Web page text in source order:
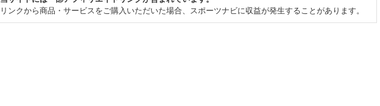
リンクから商品・サービスをご購入いただいた場合、スポーツナビに収益が発生することがあります。